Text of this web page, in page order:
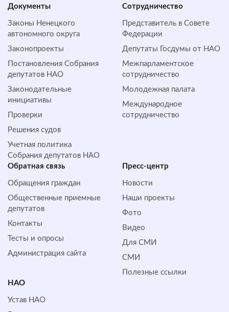
Документы
Законы Ненецкого
автономного округа
Законопроекты
Постановления Собрания
депутатов НАО
Законодательные
инициативы
Проверки
Решения судов
Учетная политика
Собрания депутатов НАО
Сотрудничество
Представитель в Совете
Федерации
Депутаты Госдумы от НАО
Межпарламентское
сотрудничество
Молодежная палата
Международное
сотрудничество
Обратная cвязь
Обращения граждан
Общественные приемные
депутатов
Контакты
Тесты и опросы
Администрация сайта
Пресс-центр
Новости
Наши проекты
Фото
Видео
Для СМИ
СМИ
Полезные ссылки
НАО
Устав НАО